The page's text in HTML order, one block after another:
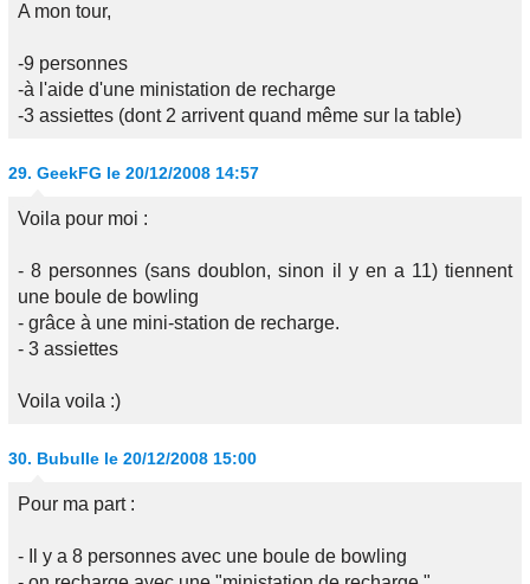
A mon tour,
-9 personnes
-à l'aide d'une ministation de recharge
-3 assiettes (dont 2 arrivent quand même sur la table)
29. GeekFG le 20/12/2008 14:57
Voila pour moi :
- 8 personnes (sans doublon, sinon il y en a 11) tiennent
une boule de bowling
- grâce à une mini-station de recharge.
- 3 assiettes
Voila voila :)
30. Bubulle le 20/12/2008 15:00
Pour ma part :
- Il y a 8 personnes avec une boule de bowling